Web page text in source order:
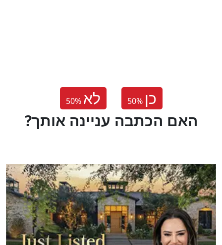
50% לא 50% כן
?האם הכתבה עניינה אותך